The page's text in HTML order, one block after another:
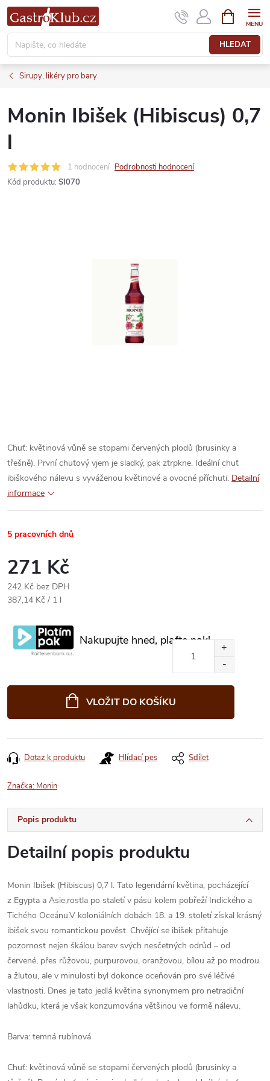
Přejít
na
obsah
HLEDAT
NÁKUPNÍ
KOŠÍK
Sirupy, likéry pro bary
Monin Ibišek (Hibiscus) 0,7
l
1 hodnocení Podrobnosti hodnocení
Kód produktu: SI070
Chuť: květinová vůně se stopami červených plodů (brusinky a
třešně). První chuťový vjem je sladký, pak ztrpkne. Ideální chuť
ibiškového nálevu s vyváženou květinové a ovocné příchuti. Detailní
informace
5 pracovních dnů
271 Kč
242 Kč bez DPH
Měrná
387,14 Kč / 1 l
Nakupujte hned, plaťte pak!
VLOŽIT DO KOŠÍKU
Dotaz k produktu Hlídací pes Sdílet
Značka: Monin
Popis produktu
Detailní popis produktu
Monin Ibišek (Hibiscus) 0,7 l. Tato legendární květina, pocházející
z Egypta a Asie,rostla po staletí v pásu kolem pobřeží Indického a
Tichého Oceánu.V koloniálních dobách 18. a 19. století získal krásný
ibišek svou romantickou pověst. Chvějící se ibišek přitahuje
pozornost nejen škálou barev svých nesčetných odrůd – od
červené, přes růžovou, purpurovou, oranžovou, bílou až po modrou
a žlutou, ale v minulosti byl dokonce oceňován pro své léčivé
vlastnosti. Dnes je tato jedlá květina synonymem pro netradiční
lahůdku, která je však konzumována většinou ve formě nálevu.
Barva: temná rubínová
Chuť: květinová vůně se stopami červených plodů (brusinky a